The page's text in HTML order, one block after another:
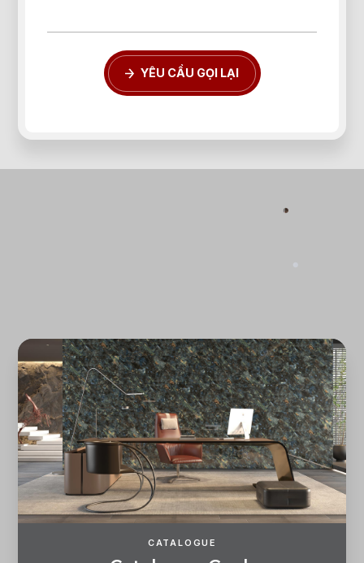
YÊU CẦU GỌI LẠI
CATALOGUE
Quên mật khẩu?
ĐĂNG KÝ ĐĂNG NHẬP